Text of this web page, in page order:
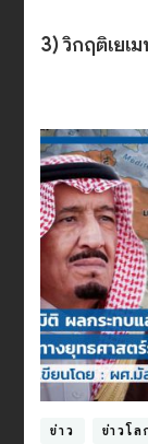
3) วิกฤติเยเ
ข่าว ข่าวโ